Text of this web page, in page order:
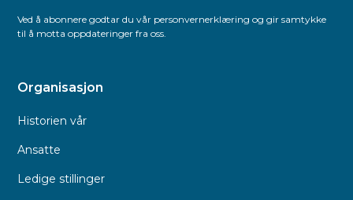
Ved å abonnere godtar du vår personvernerklæring og gir samtykke
til å motta oppdateringer fra oss.
Organisasjon
Historien vår
Ansatte
Ledige stillinger